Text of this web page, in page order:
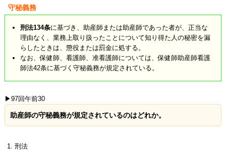
守秘義務
刑法134条に基づき、助産師または助産師であった者が、正当な
理由なく、業務上取り扱ったことについて知り得た人の秘密を漏
らしたときは、懲役または罰金に処する。
なお、保健師、看護師、准看護師については、保健師助産師看護
師法42条に基づく守秘義務が規定されている。
▶97回午前30
助産師の守秘義務が規定されているのはどれか。
刑法